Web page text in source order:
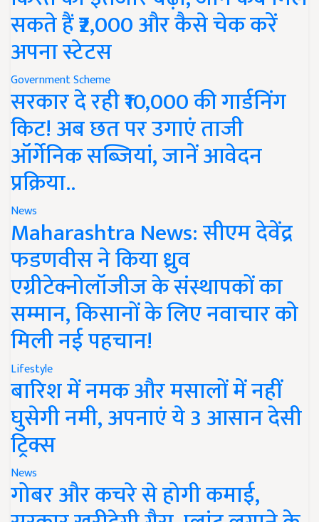
सकते हैं ₹2,000 और कैसे चेक करें
अपना स्टेटस
Government Scheme
सरकार दे रही ₹10,000 की गार्डनिंग
किट! अब छत पर उगाएं ताजी
ऑर्गेनिक सब्जियां, जानें आवेदन
प्रक्रिया..
News
Maharashtra News: सीएम देवेंद्र
फडणवीस ने किया ध्रुव
एग्रीटेक्नोलॉजीज के संस्थापकों का
सम्मान, किसानों के लिए नवाचार को
मिली नई पहचान!
Lifestyle
बारिश में नमक और मसालों में नहीं
घुसेगी नमी, अपनाएं ये 3 आसान देसी
ट्रिक्स
News
गोबर और कचरे से होगी कमाई,